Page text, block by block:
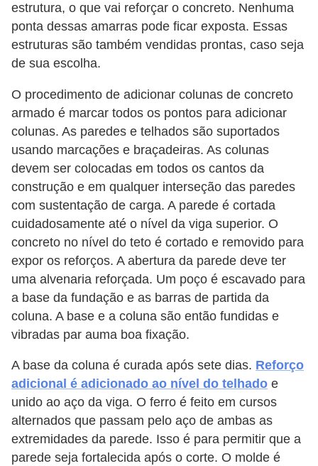
estrutura, o que vai reforçar o concreto. Nenhuma
ponta dessas amarras pode ficar exposta. Essas
estruturas são também vendidas prontas, caso seja
de sua escolha.
O procedimento de adicionar colunas de concreto
armado é marcar todos os pontos para adicionar
colunas. As paredes e telhados são suportados
usando marcações e braçadeiras. As colunas
devem ser colocadas em todos os cantos da
construção e em qualquer interseção das paredes
com sustentação de carga. A parede é cortada
cuidadosamente até o nível da viga superior. O
concreto no nível do teto é cortado e removido para
expor os reforços. A abertura da parede deve ter
uma alvenaria reforçada. Um poço é escavado para
a base da fundação e as barras de partida da
coluna. A base e a coluna são então fundidas e
vibradas par auma boa fixação.
A base da coluna é curada após sete dias. Reforço
adicional é adicionado ao nível do telhado e
unido ao aço da viga. O ferro é feito em cursos
alternados que passam pelo aço de ambas as
extremidades da parede. Isso é para permitir que a
parede seja fortalecida após o corte. O molde é